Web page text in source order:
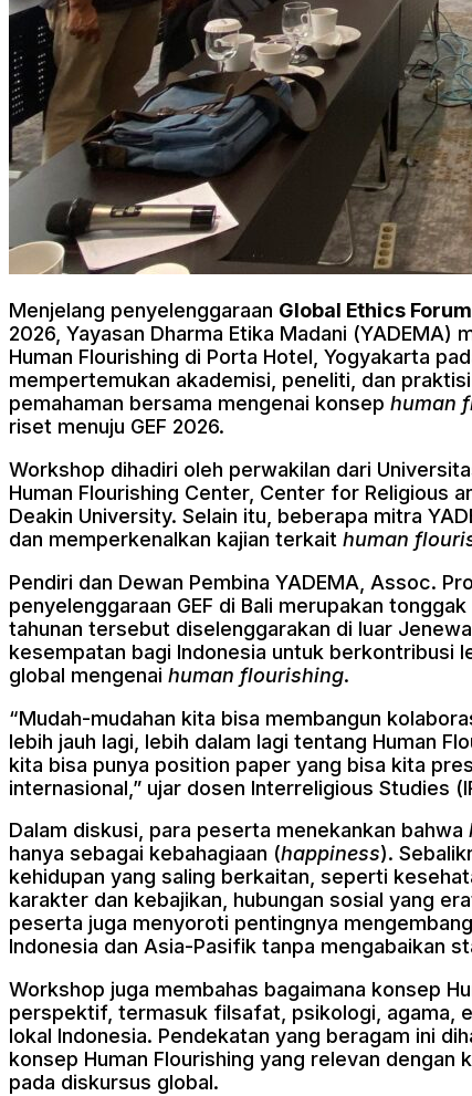
Menjelang penyelenggaraan Global Ethics
2026, Yayasan Dharma Etika Madani
Human Flourishing di Porta Hotel, Yogyakarta
mempertemukan akademisi, peneliti, dan
pemahaman bersama mengenai konsep human
riset menuju GEF 2026.
Workshop dihadiri oleh perwakilan dari
Human Flourishing Center, Center for Religious
Deakin University. Selain itu, beberapa mitra
dan memperkenalkan kajian terkait human
Pendiri dan Dewan Pembina YADEMA, Assoc.
penyelenggaraan GEF di Bali merupakan
tahunan tersebut diselenggarakan di luar
kesempatan bagi Indonesia untuk berkontribusi
global mengenai human flourishing.
“Mudah-mudahan kita bisa membangun
lebih jauh lagi, lebih dalam lagi tentang Human
kita bisa punya position paper yang bisa kita
internasional,” ujar dosen Interreligious Studies
Dalam diskusi, para peserta menekankan bahwa
hanya sebagai kebahagiaan (happiness).
kehidupan yang saling berkaitan, seperti
karakter dan kebajikan, hubungan sosial yang
peserta juga menyoroti pentingnya
Indonesia dan Asia-Pasifik tanpa mengabaikan
Workshop juga membahas bagaimana konsep
perspektif, termasuk filsafat, psikologi, agama,
lokal Indonesia. Pendekatan yang beragam ini
konsep Human Flourishing yang relevan
pada diskursus global.